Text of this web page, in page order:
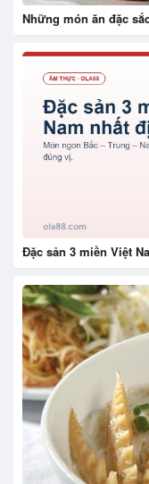
Những món ăn đặc
Đặc sản 3 miền Việt